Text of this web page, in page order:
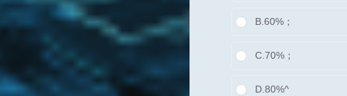
B.60%；
C.70%；
D.80%^